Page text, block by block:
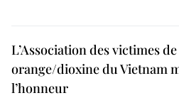
L’Association des victimes de
orange/dioxine du Vietnam
l’honneur